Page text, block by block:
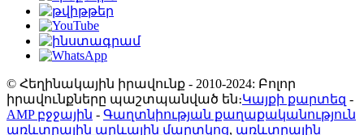
© Հեղինակային իրավունք - 2010-2024: Բոլոր
իրավունքները պաշտպանված են։Կայքի քարտեզ -
AMP բջջային - Գաղտնիության քաղաքականություն
առևտրային արևային մարտկոց, առևտրային